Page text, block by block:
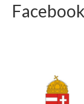
Facebook